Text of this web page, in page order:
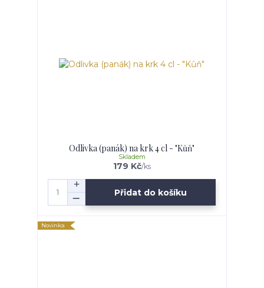
Odlivka (panák) na krk 4 cl - "Kůň"
179 Kč/ks
Skladem
Přidat do košíku
Novinka